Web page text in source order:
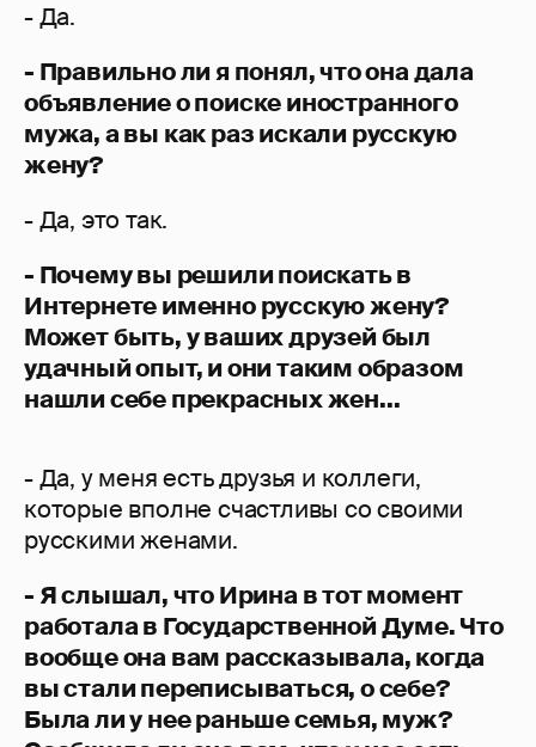
- Да.
- Правильно ли я понял, что она дала
объявление о поиске иностранного
мужа, а вы как раз искали русскую
жену?
- Да, это так.
- Почему вы решили поискать в
Интернете именно русскую жену?
Может быть, у ваших друзей был
удачный опыт, и они таким образом
нашли себе прекрасных жен...
- Да, у меня есть друзья и коллеги,
которые вполне счастливы со своими
русскими женами.
- Я слышал, что Ирина в тот момент
работала в Государственной Думе. Что
вообще она вам рассказывала, когда
вы стали переписываться, о себе?
Была ли у нее раньше семья, муж?